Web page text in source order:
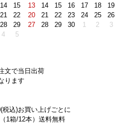
14
15
21
22
28
29
4 5
13
14 15 16 17 18
19
20
21 22 23 24 25
26
27
28 29 30 1 2 3
文で当日出荷
ります
税込)お買い上げごとに
1箱/12本）送料無料